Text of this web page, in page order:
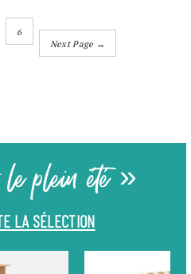
6
Next Page →
plein été »
LA SÉLECTION